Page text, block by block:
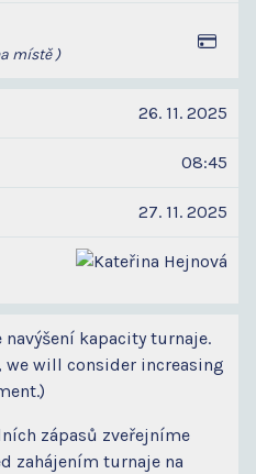
místě )
26. 11. 2025
08:45
27. 11. 2025
kapacity turnaje.
will consider increasing
zápasů zveřejníme
zahájením turnaje na